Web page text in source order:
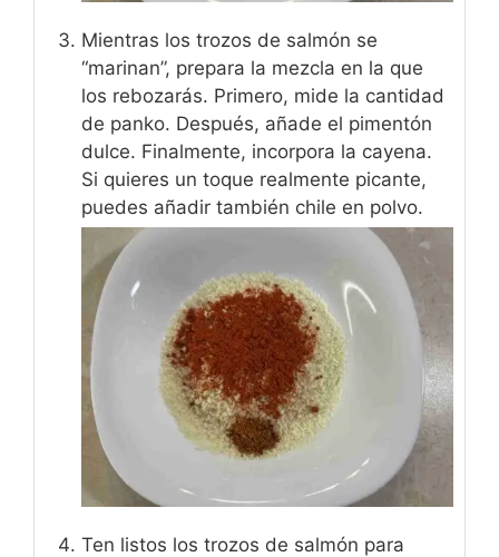
Mientras los trozos de salmón se
“marinan”, prepara la mezcla en la que
los rebozarás. Primero, mide la cantidad
de panko. Después, añade el pimentón
dulce. Finalmente, incorpora la cayena.
Si quieres un toque realmente picante,
puedes añadir también chile en polvo.
Ten listos los trozos de salmón para